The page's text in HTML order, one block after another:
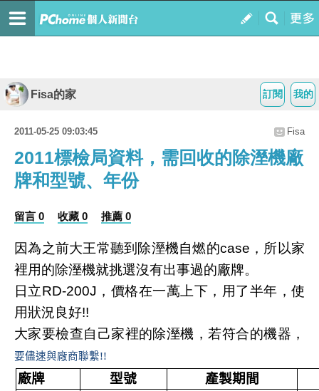
我的
訂閱
Fisa的家
2011-05-25 09:03:45 Fisa
2011標檢局資料，需回收的除溼機廠
牌和型號、年份
留言 0 收藏 0 推薦 0
因為之前大王常聽到除溼機自燃的case，所以家
裡用的除溼機就挑選沒有出事過的廠牌。
日立RD-200J，價格在一萬上下，用了半年，使
用狀況良好!!
大家要檢查自己家裡的除溼機，若符合的機器，
要儘速與廠商聯繫!!
廠牌 型號 產製期間